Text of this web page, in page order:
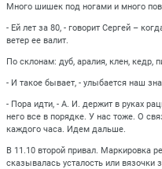
Много шишек под ногами и много
- Ей лет за 80, - говорит Сергей –
ветер ее валит.
По склонам: дуб, аралия, клен, кедр,
- И такое бывает, - улыбается наш
- Пора идти, - А. И. держит в руках
него все в порядке. У нас тоже. О
каждого часа. Идем дальше.
В 11.10 второй привал. Маркировка
сказывалась усталость или вязочки